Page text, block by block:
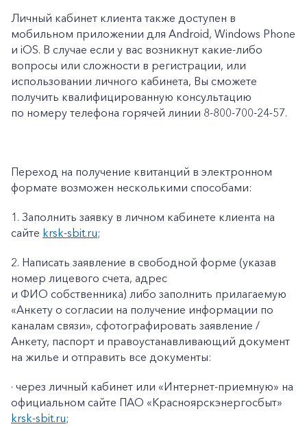
Личный кабинет клиента также доступен в
мобильном приложении для Android, Windows Phone
и iOS. В случае если у вас возникнут какие-либо
вопросы или сложности в регистрации, или
использовании личного кабинета, Вы сможете
получить квалифицированную консультацию
по номеру телефона горячей линии 8-800-700-24-57.
Переход на получение квитанций в электронном
формате возможен несколькими способами:
1. Заполнить заявку в личном кабинете клиента на
сайте krsk-sbit.ru;
2. Написать заявление в свободной форме (указав
номер лицевого счета, адрес
и ФИО собственника) либо заполнить прилагаемую
«Анкету о согласии на получение информации по
каналам связи», сфотографировать заявление /
Анкету, паспорт и правоустанавливающий документ
на жилье и отправить все документы:
· через личный кабинет или «Интернет-приемную» на
официальном сайте ПАО «Красноярскэнергосбыт»
krsk-sbit.ru;